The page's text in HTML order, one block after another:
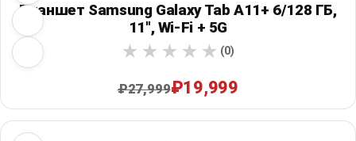
Планшет Samsung Galaxy Tab A11+ 6/128 ГБ,
11", Wi‑Fi + 5G
(0)
₽27,999₽19,999